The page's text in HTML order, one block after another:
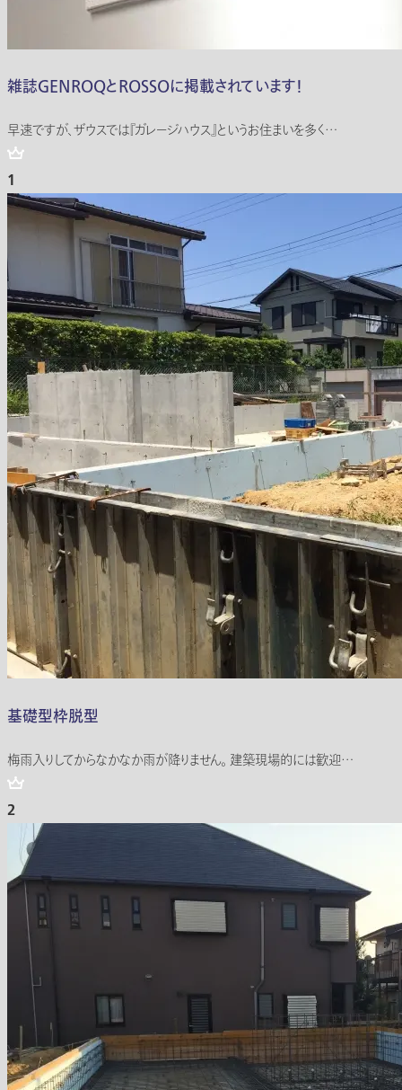
雑誌GENROQとROSSOに掲載されています！
早速ですが、ザウスでは『ガレージハウス』というお住まいを多く…
1
基礎型枠脱型
梅雨入りしてからなかなか雨が降りません。 建築現場的には歓迎…
2